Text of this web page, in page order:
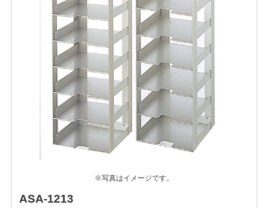
※写真はイメージです。
ASA-1213